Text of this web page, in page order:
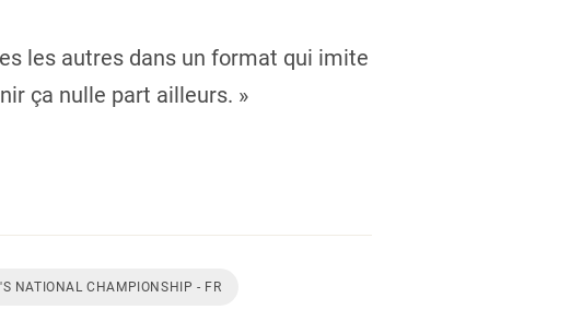
les autres dans un format qui imite
ça nulle part ailleurs. »
NATIONAL CHAMPIONSHIP - FR